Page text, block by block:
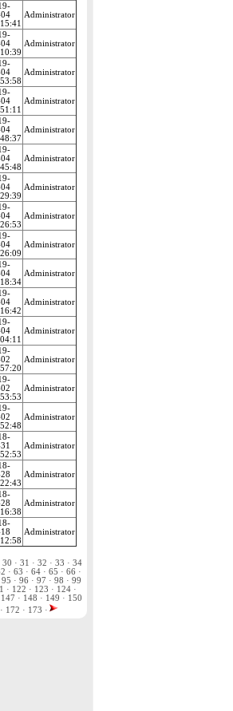
Administrator
Administrator
Administrator
Administrator
Administrator
Administrator
Administrator
Administrator
Administrator
Administrator
Administrator
Administrator
Administrator
Administrator
Administrator
Administrator
Administrator
Administrator
Administrator
30 · 31 · 32 · 33 · 34
· 63 · 64 · 65 · 66 ·
95 · 96 · 97 · 98 · 99
· 122 · 123 · 124 ·
147 · 148 · 149 · 150
172 · 173 ·